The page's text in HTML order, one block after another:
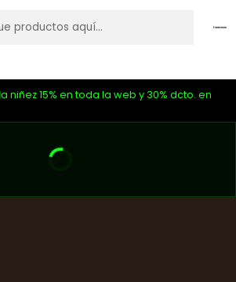
niñez 15% en toda la web y 30% dcto. en